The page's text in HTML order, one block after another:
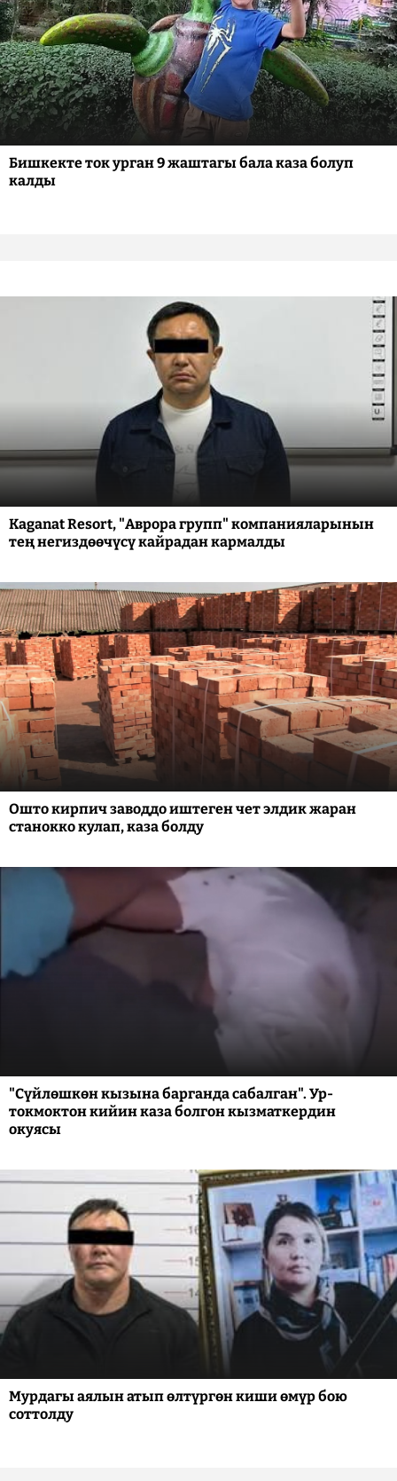
Бишкекте ток урган 9 жаштагы бала каза болуп
калды
Kaganat Resort, "Аврора групп" компанияларынын
тең негиздөөчүсү кайрадан кармалды
Ошто кирпич заводдо иштеген чет элдик жаран
станокко кулап, каза болду
"Сүйлөшкөн кызына барганда сабалган". Ур-
токмоктон кийин каза болгон кызматкердин
окуясы
Мурдагы аялын атып өлтүргөн киши өмүр бою
соттолду